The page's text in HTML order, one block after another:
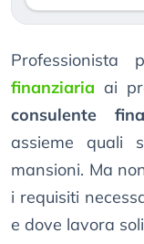
finanziaria ai
consulente
assieme quali
mansioni. Ma
i requisiti
e dove lavora